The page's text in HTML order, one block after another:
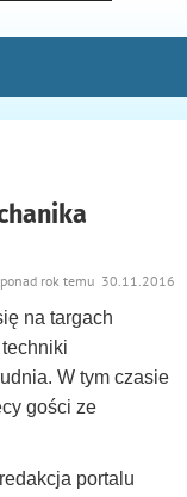
ponad rok temu 30.11.2016
na targach
W tym czasie
gości ze
portalu